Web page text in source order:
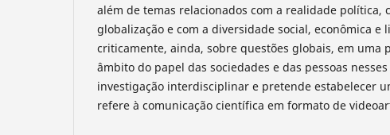
além de temas relacionados com a realidade
globalização e com a diversidade social, econômica
criticamente, ainda, sobre questões globais, em
âmbito do papel das sociedades e das pessoas
investigação interdisciplinar e pretende estabelecer
refere à comunicação científica em formato de